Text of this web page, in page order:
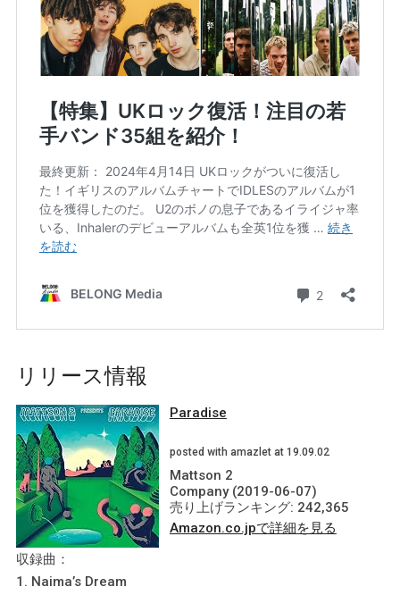
リリース情報
Paradise
posted with amazlet at 19.09.02
Mattson 2
Company (2019-06-07)
売り上げランキング: 242,365
Amazon.co.jpで詳細を見る
収録曲：
1. Naima’s Dream